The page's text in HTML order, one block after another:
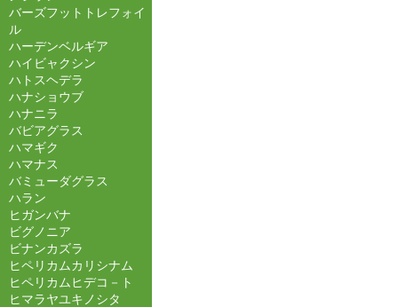
バーズフットトレフォイ
ル
ハーデンベルギア
ハイビャクシン
ハトスヘデラ
ハナショウブ
ハナニラ
バビアグラス
ハマギク
ハマナス
バミューダグラス
ハラン
ヒガンバナ
ビグノニア
ビナンカズラ
ヒペリカムカリシナム
ヒペリカムヒデコ－ト
ヒマラヤユキノシタ